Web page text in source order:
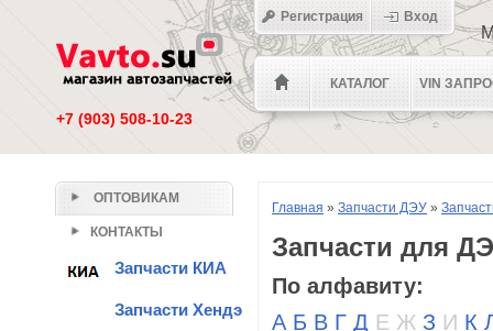
+7 (903) 508-10-23
КАТАЛОГ VIN
Регистрация Вход
Главная » Запчасти ДЭУ »
Запчасти для
По алфавиту:
А Б В Г Д Е Ж З И К
ОПТОВИКАМ
КОНТАКТЫ
Запчасти КИА
Запчасти Хендэ